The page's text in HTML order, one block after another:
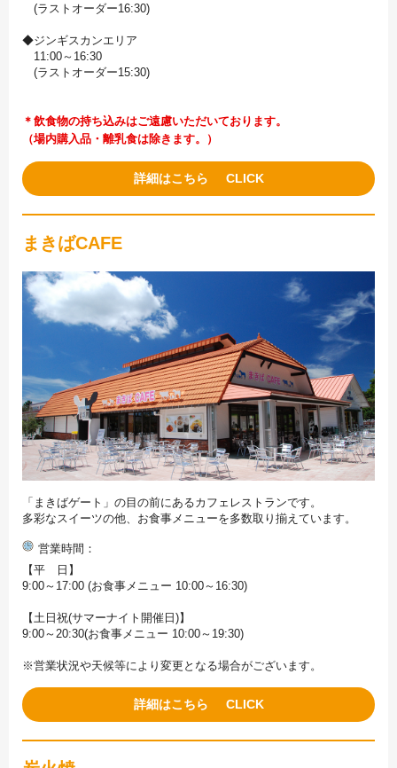
(ラストオーダー16:30)
◆ジンギスカンエリア
11:00～16:30
(ラストオーダー15:30)
＊飲食物の持ち込みはご遠慮いただいております。
（場内購入品・離乳食は除きます。）
詳細はこちら
まきばCAFE
「まきばゲート」の目の前にあるカフェレストランです。
多彩なスイーツの他、お食事メニューを多数取り揃えています。
営業時間
【平 日】
9:00～17:00 (お食事メニュー 10:00～16:30)
【土日祝(サマーナイト開催日)】
9:00～20:30(お食事メニュー 10:00～19:30)
※営業状況や天候等により変更となる場合がございます。
詳細はこちら